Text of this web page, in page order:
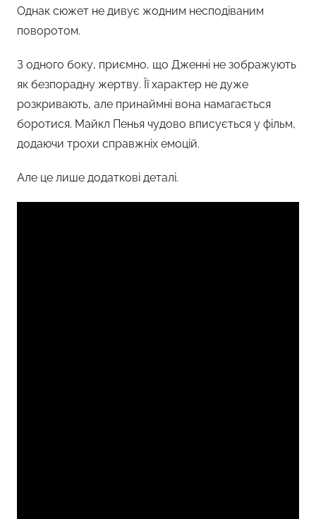
Однак сюжет не дивує жодним несподіваним
поворотом.
З одного боку, приємно, що Дженні не зображують
як безпорадну жертву. Її характер не дуже
розкривають, але принаймні вона намагається
боротися. Майкл Пенья чудово вписується у фільм,
додаючи трохи справжніх емоцій.
Але це лише додаткові деталі.